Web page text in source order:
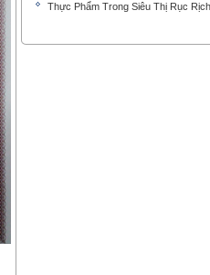
Thực Phẩm Trong Siêu Thị Rục